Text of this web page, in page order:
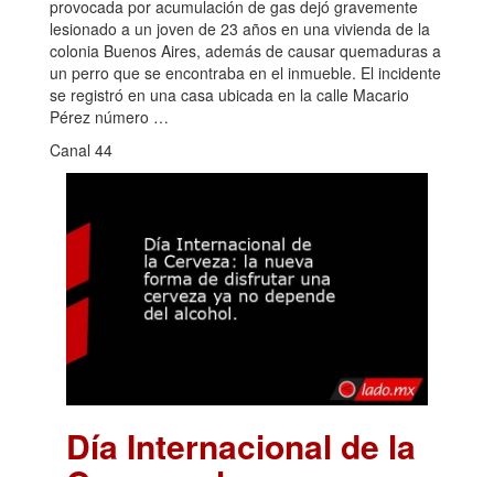
provocada por acumulación de gas dejó gravemente
lesionado a un joven de 23 años en una vivienda de la
colonia Buenos Aires, además de causar quemaduras a
un perro que se encontraba en el inmueble. El incidente
se registró en una casa ubicada en la calle Macario
Pérez número …
Canal 44
Día Internacional de la